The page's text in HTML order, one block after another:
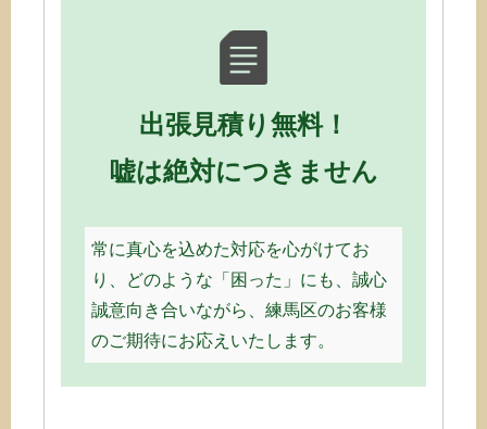
出張見積り無料！
嘘は絶対につきません
常に真心を込めた対応を心がけてお
り、どのような「困った」にも、誠心
誠意向き合いながら、練馬区のお客様
のご期待にお応えいたします。